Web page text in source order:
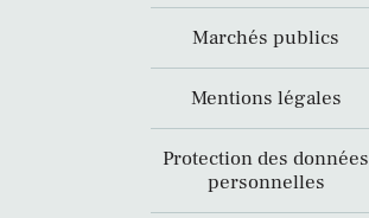
Marchés publics
Mentions légales
Protection des données
personnelles